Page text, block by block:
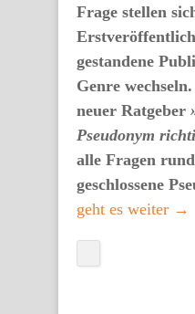
Frage stellen
gestandene
Genre
neuer Ratgeber
Pseudonym
alle Fragen
geschlossene
geht es weiter →